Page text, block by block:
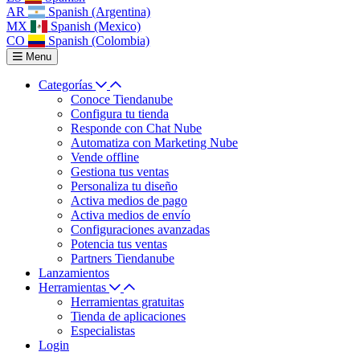
AR
Spanish (Argentina)
MX
Spanish (Mexico)
CO
Spanish (Colombia)
Menu
Categorías
Conoce Tiendanube
Configura tu tienda
Responde con Chat Nube
Automatiza con Marketing Nube
Vende offline
Gestiona tus ventas
Personaliza tu diseño
Activa medios de pago
Activa medios de envío
Configuraciones avanzadas
Potencia tus ventas
Partners Tiendanube
Lanzamientos
Herramientas
Herramientas gratuitas
Tienda de aplicaciones
Especialistas
Login